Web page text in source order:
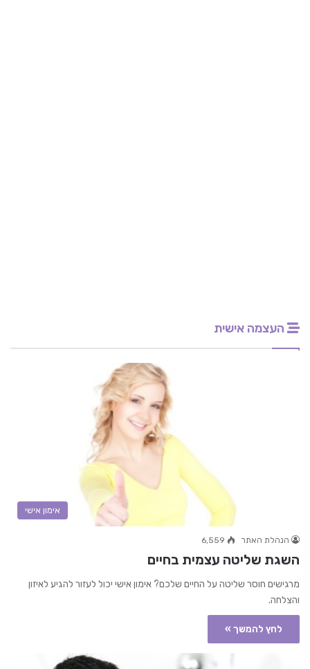
העצמה אישית
אימון אישי
הנהלת האתר 6,559
השגת שליטה עצמית בחיים
מרגישים חוסר שליטה על החיים שלכם? אימון אישי יכול לעזור להגיע לאיזון
והצלחה.
לחץ להמשך »